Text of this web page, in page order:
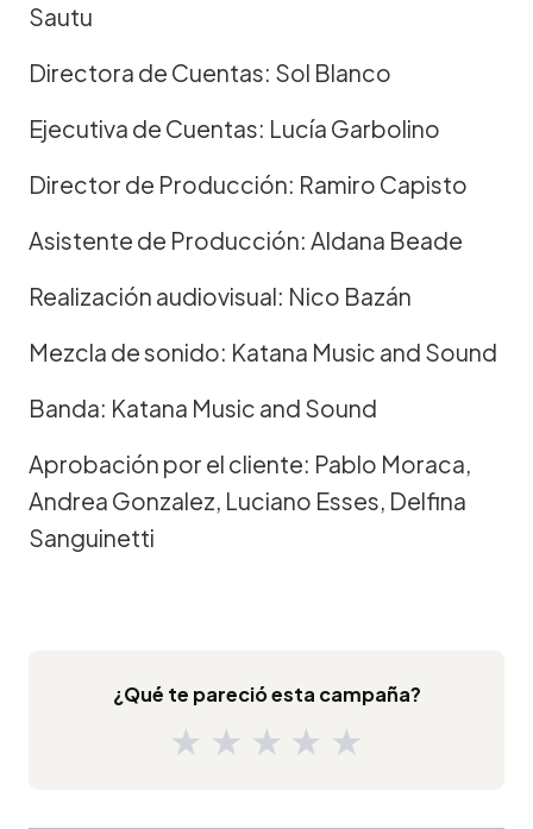
Sautu
Directora de Cuentas: Sol Blanco
Ejecutiva de Cuentas: Lucía Garbolino
Director de Producción: Ramiro Capisto
Asistente de Producción: Aldana Beade
Realización audiovisual: Nico Bazán
Mezcla de sonido: Katana Music and Sound
Banda: Katana Music and Sound
Aprobación por el cliente: Pablo Moraca,
Andrea Gonzalez, Luciano Esses, Delfina
Sanguinetti
¿Qué te pareció esta campaña?
★ ★ ★ ★ ★